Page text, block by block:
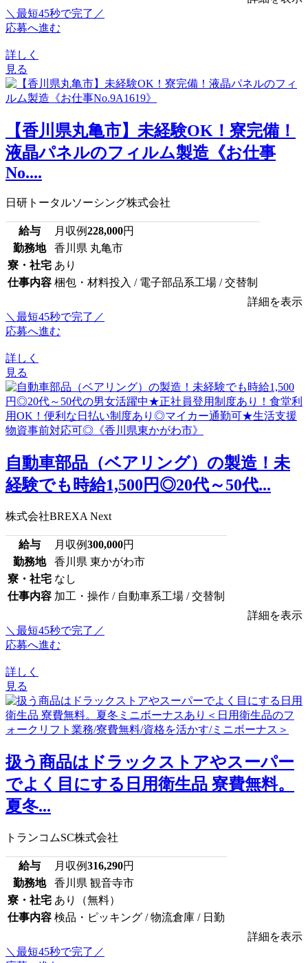
＼最短45秒で完了／
応募へ進む
詳しく
見る
【香川県丸亀市】未経験OK！寮完備！
液晶パネルのフィルム製造《お仕事
No....
日研トータルソーシング株式会社
給与 月収例228,000円
勤務地
香川県 丸亀市
寮・社宅 あり
仕事内容 梱包・材料投入 / 電子部品系工場 / 交替制
詳細を表示
＼最短45秒で完了／
応募へ進む
詳しく
見る
自動車部品（ベアリング）の製造！未
経験でも時給1,500円◎20代～50代...
株式会社BREXA Next
給与 月収例300,000円
勤務地
香川県 東かがわ市
寮・社宅 なし
仕事内容 加工・操作 / 自動車系工場 / 交替制
詳細を表示
＼最短45秒で完了／
応募へ進む
詳しく
見る
扱う商品はドラックストアやスーパー
でよく目にする日用衛生品 寮費無料。
夏冬...
トランコムSC株式会社
給与 月収例316,290円
勤務地
香川県 観音寺市
寮・社宅 あり（無料）
仕事内容 検品・ピッキング / 物流倉庫 / 日勤
詳細を表示
＼最短45秒で完了／